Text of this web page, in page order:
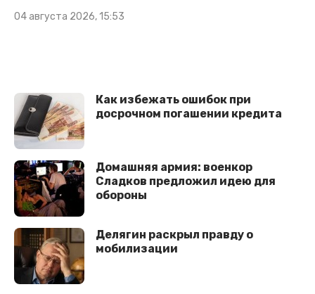
04 августа 2026, 15:53
Кaк избежать ошибок при
досрочном погашении кредита
Домашняя армия: военкор
Сладков предложил идею для
обороны
Делягин раскрыл правду о
мобилизации